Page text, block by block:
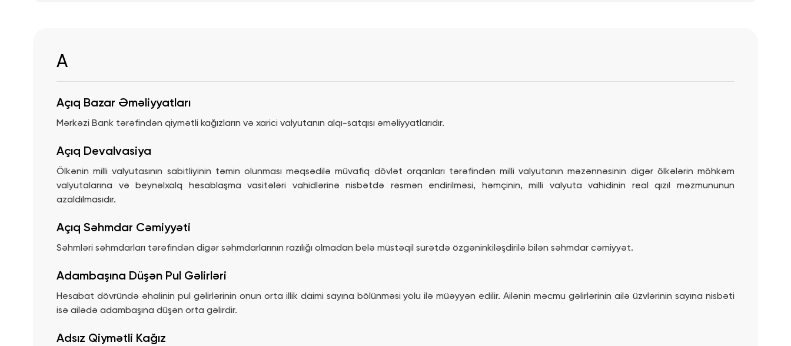
Pul köçürmələri Kampaniyalar Təhlükəsizlik Partnyorlar Xəbərlər Bloq
A
Açıq Bazar Əməliyyatları
Mərkəzi Bank tərəfindən qiymətli kağızların və xarici valyutanın alqı-satqısı əməliyyatlarıdır.
Açıq Devalvasiya
Ölkənin milli valyutasının sabitliyinin təmin olunması məqsədilə müvafiq dövlət orqanları tərəfindən milli valyutanın məzənnəsinin digər ölkələrin möhkəm
valyutalarına və beynəlxalq hesablaşma vasitələri vahidlərinə nisbətdə rəsmən endirilməsi, həmçinin, milli valyuta vahidinin real qızıl məzmununun
azaldılmasıdır.
Açıq Səhmdar Cəmiyyəti
Səhmləri səhmdarları tərəfindən digər səhmdarlarının razılığı olmadan belə müstəqil surətdə özgəninkiləşdirilə bilən səhmdar cəmiyyət.
Adambaşına Düşən Pul Gəlirləri
Hesabat dövründə əhalinin pul gəlirlərinin onun orta illik daimi sayına bölünməsi yolu ilə müəyyən edilir. Ailənin məcmu gəlirlərinin ailə üzvlərinin sayına nisbəti
isə ailədə adambaşına düşən orta gəlirdir.
Adsız Qiymətli Kağız